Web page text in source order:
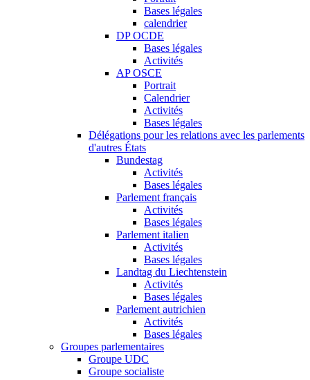
Bases légales
calendrier
DP OCDE
Bases légales
Activités
AP OSCE
Portrait
Calendrier
Activités
Bases légales
Délégations pour les relations avec les parlements
d'autres États
Bundestag
Activités
Bases légales
Parlement français
Activités
Bases légales
Parlement italien
Activités
Bases légales
Landtag du Liechtenstein
Activités
Bases légales
Parlement autrichien
Activités
Bases légales
Groupes parlementaires
Groupe UDC
Groupe socialiste